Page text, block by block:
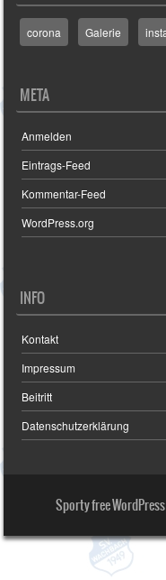
corona Galerie
META
Anmelden
Eintrags-Feed
Kommentar-Feed
WordPress.org
INFO
Kontakt
Impressum
Beitritt
Datenschutzerklärung
Sporty free